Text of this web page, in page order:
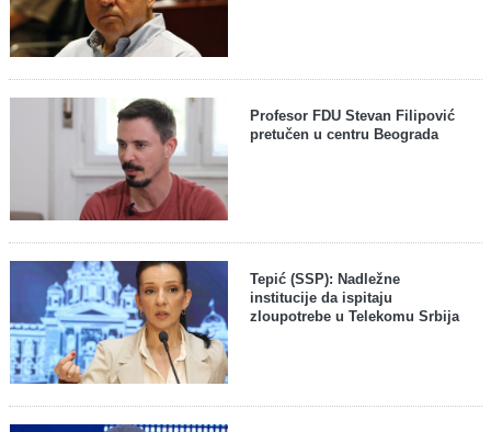
Profesor FDU Stevan Filipović
pretučen u centru Beograda
Tepić (SSP): Nadležne
institucije da ispitaju
zloupotrebe u Telekomu Srbija